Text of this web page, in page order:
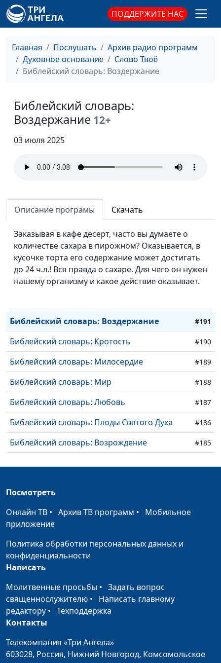
ПОДДЕРЖИТЕ НАС
Главная Послушать
Архив радио программ
Духовное основание
Слово Твоё
Библейский словарь: Воздержание
Библейский словарь:
Воздержание 12+
03 июля 2025
Описание програмы Скачать
Заказывая в кафе десерт, часто вы думаете о
количестве сахара в пирожном? Оказывается, в
кусочке торта его содержание может достигать
до 24 ч.л.! Вся правда о сахаре. Для чего он нужен
нашему организму и какое действие оказывает.
Библейский словарь: Бессмертие
Библейский словарь: Армагеддон
Библейский словарь: Апокалипсис #196
Библейский словарь: Второе пришествие
Библейский словарь: Надежда #194
Библейский словарь: Братолюбие #193
Библейский словарь: Воздержание #191
Библейский словарь: Кротость #190
Библейский словарь: Милосердие #189
Библейский словарь: Мир #188
Библейский словарь: Любовь #187
Библейский словарь: Плоды Святого Духа #186
Библейский словарь: Возрождение #185
Библейский словарь: Прощение
Библейский словарь: Исповедание
Библейский словарь: Пятидесятница
Библейский словарь: Вознесение
Библейский словарь: Причастник
Библейский словарь: Начаток
Библейский словарь: Воскресение
Посмотреть
Онлайн ТВ • Архив ТВ программ • Мобильное
приложение
Политика обработки персональных данных и
конфиденциальности
Написать
Молитвенные просьбы • Задать вопрос
священнослужителю • Написать главному
редактору • Техподдержка
Контакты
Телекомпания «Три Ангела»
603028, Россия, Нижний Новгород, Комсомольское